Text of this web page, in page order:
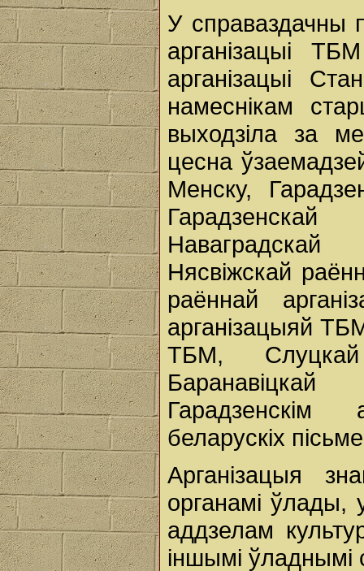
У справаздачны
арганізацыі
арганізацыі
намеснікам
выходзіла за
цесна
Менску,
Нясвіжскай
раённай
арганізацыяй
ТБМ,
беларускіх
Арганізацыя
органамі ўлады,
аддзелам
іншымі ўладнымі